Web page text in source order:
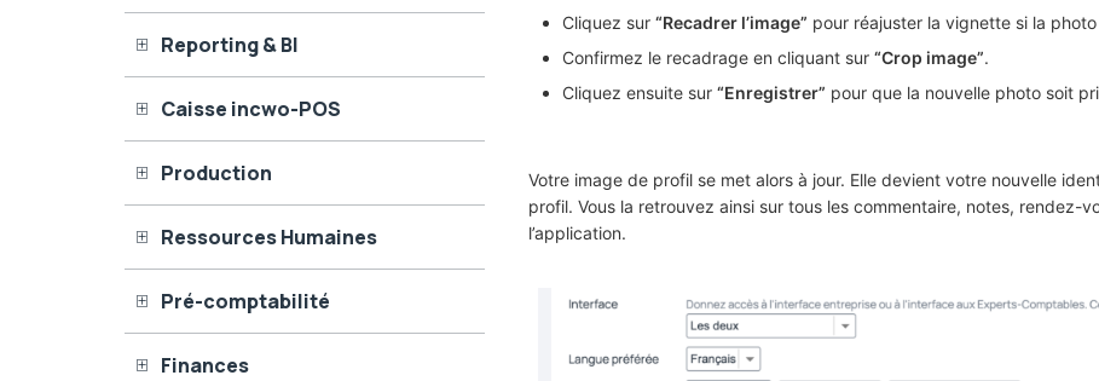
Reporting & BI
Caisse incwo-POS
Production
Ressources Humaines
Pré-comptabilité
Finances
Cliquez sur “Recadrer l’image” pour réajuster la vignette si la
Confirmez le recadrage en cliquant sur “Crop image”.
Cliquez ensuite sur “Enregistrer” pour que la nouvelle photo soit
Votre image de profil se met alors à jour. Elle devient votre nouvelle
profil. Vous la retrouvez ainsi sur tous les commentaire, notes, rendez-
l’application.